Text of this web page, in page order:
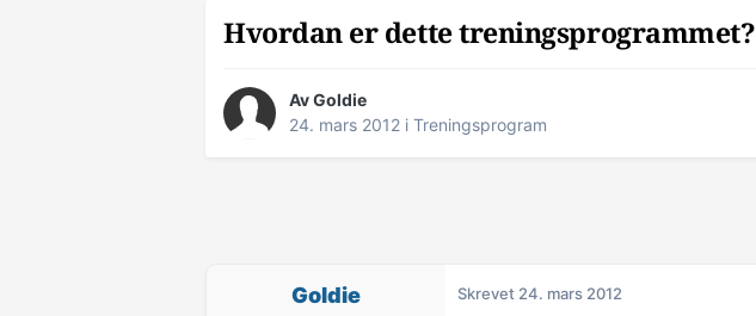
Hvordan er dette treningsprogrammet?
AvGoldie
24. mars 2012 i Treningsprogram
Goldie Skrevet 24. mars 2012